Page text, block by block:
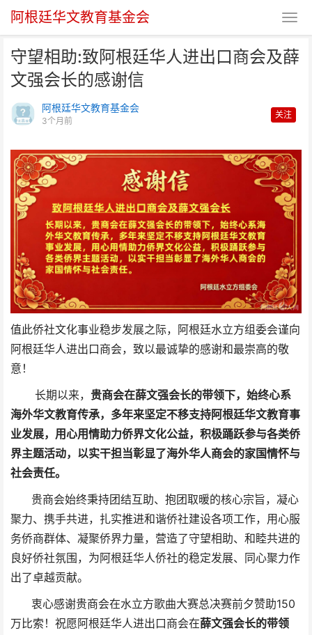
阿根廷华文教育基金会
守望相助:致阿根廷华人进出口商会及薛
文强会长的感谢信
阿根廷华文教育基金会
3个月前
关注
值此侨社文化事业稳步发展之际，阿根廷水立方组委会谨向
阿根廷华人进出口商会，致以最诚挚的感谢和最崇高的敬
意！
长期以来， 贵商会在薛文强会长的带领下，始终心系
海外华文教育传承，多年来坚定不移支持阿根廷华文教育事
业发展，用心用情助力侨界文化公益，积极踊跃参与各类侨
界主题活动，以实干担当彰显了海外华人商会的家国情怀与
社会责任。
贵商会始终秉持团结互助、抱团取暖的核心宗旨，凝心
聚力、携手共进，扎实推进和谐侨社建设各项工作，用心服
务侨商群体、凝聚侨界力量，营造了守望相助、和睦共进的
良好侨社氛围，为阿根廷华人侨社的稳定发展、同心聚力作
出了卓越贡献。
衷心感谢贵商会在水立方歌曲大赛总决赛前夕赞助150
万比索！祝愿阿根廷华人进出口商会在薛文强会长的带领
守望相助:致阿根廷华人进出口商
会及薛文强会长的感谢信